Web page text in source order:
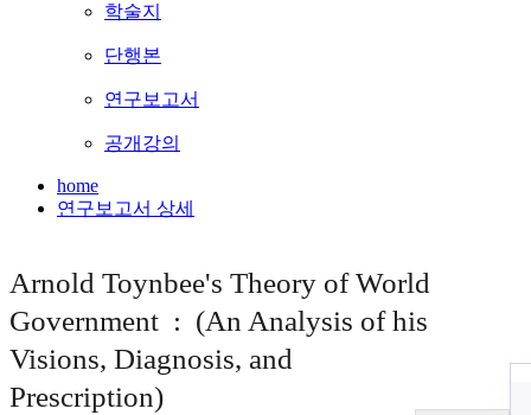
학술지
단행본
연구보고서
공개강의
home
연구보고서 상세
Arnold Toynbee's Theory of World
Government : (An Analysis of his
Visions, Diagnosis, and
Prescription)